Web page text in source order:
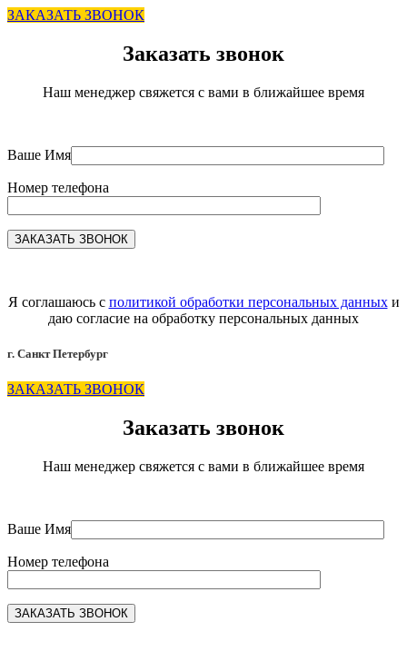
ЗАКАЗАТЬ ЗВОНОК
Заказать звонок
Наш менеджер свяжется с вами в ближайшее время
Ваше Имя
Номер телефона
Я соглашаюсь с политикой обработки персональных данныхи
даю согласие на обработку персональных данных
г. Санкт Петербург
ЗАКАЗАТЬ ЗВОНОК
Заказать звонок
Наш менеджер свяжется с вами в ближайшее время
Ваше Имя
Номер телефона